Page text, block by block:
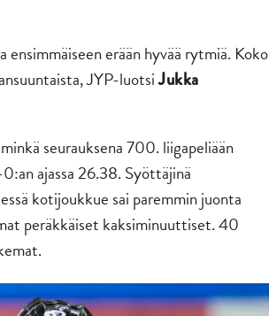
erään hyvää rytmiä. Koko
JYP-luotsiJukka
seurauksena 700. liigapeliään
ajassa 26.38. Syöttäjinä
kotijoukkue sai paremmin juonta
peräkkäiset kaksiminuuttiset. 40